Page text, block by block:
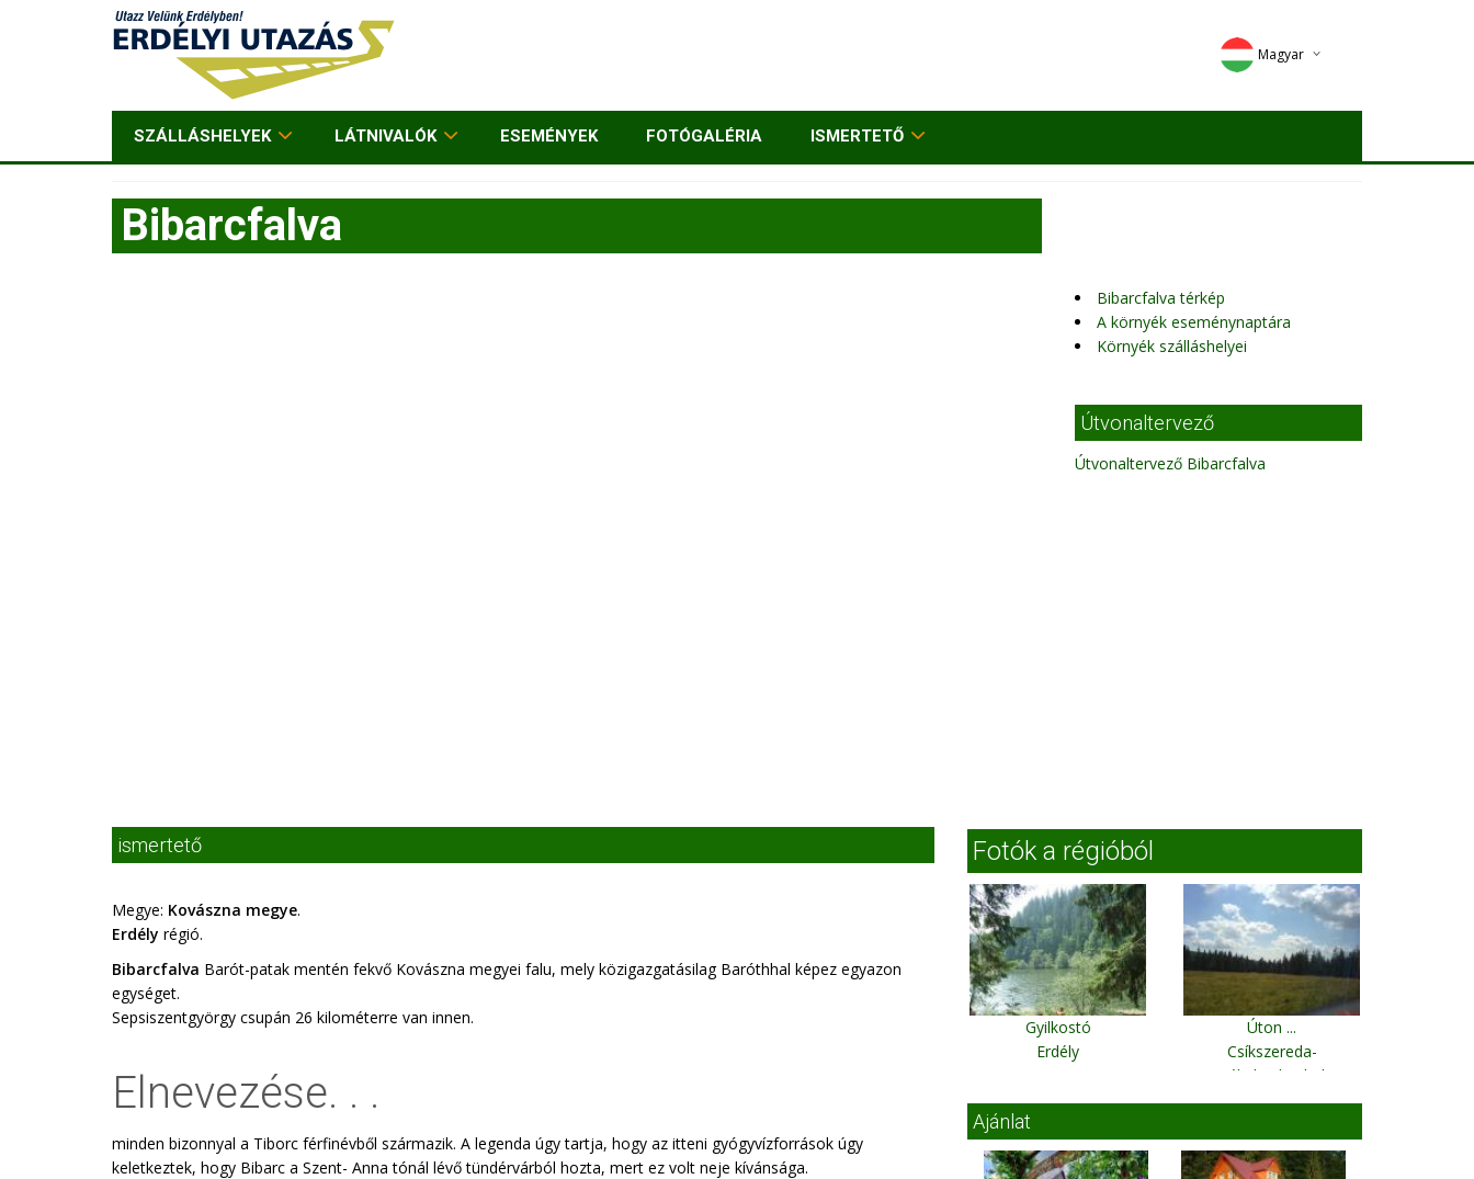
Magyar
Deutsch
SZÁLLÁSHELYEK LÁTNIVALÓK ESEMÉNYEK FOTÓGALÉRIA ISMERTETŐ
Bibarcfalva
Bibarcfalva térkép
A környék eseménynaptára
Környék szálláshelyei
Útvonaltervező
Útvonaltervező Bibarcfalva
ismertető
Megye: Kovászna megye.
Erdély régió.
Bibarcfalva Barót-patak mentén fekvő Kovászna megyei falu, mely közigazgatásilag Baróthhal képez egyazon
egységet.
Sepsiszentgyörgy csupán 26 kilométerre van innen.
Elnevezése. . .
minden bizonnyal a Tiborc férfinévből származik. A legenda úgy tartja, hogy az itteni gyógyvízforrások úgy
keletkeztek, hogy Bibarc a Szent- Anna tónál lévő tündérvárból hozta, mert ez volt neje kívánsága.
Fotók a régióból
Gyilkostó
Erdély
Úton ...
Csíkszereda-
Székelyudvarhely
Ajánlat